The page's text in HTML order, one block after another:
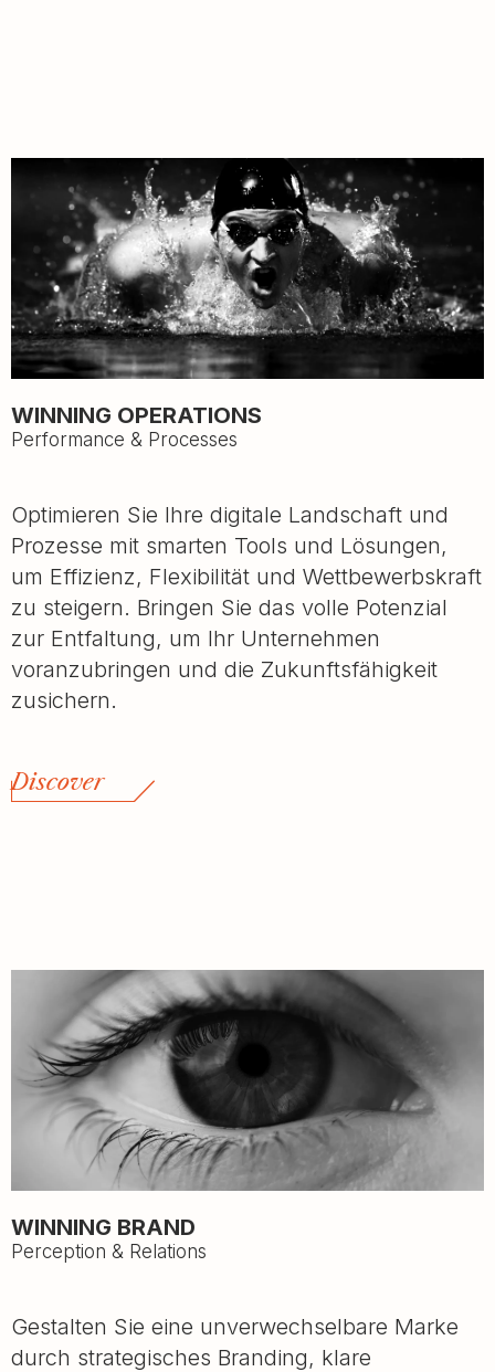
WINNING OPERATIONS
Performance & Processes
Optimieren Sie Ihre digitale Landschaft und
Prozesse mit smarten Tools und Lösungen,
um Effizienz, Flexibilität und Wettbewerbskraft
zu steigern. Bringen Sie das volle Potenzial
zur Entfaltung, um Ihr Unternehmen
voranzubringen und die Zukunftsfähigkeit
zusichern.
Discover
WINNING BRAND
Perception & Relations
Gestalten Sie eine unverwechselbare Marke
durch strategisches Branding, klare